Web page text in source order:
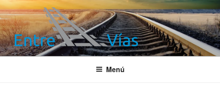
Saltar
al
contenido
ENTRE VÍAS
Información ferroviaria
Menú